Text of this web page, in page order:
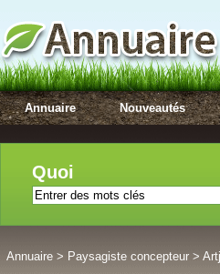
Annuaire Nouveautés
Quoi
Annuaire > Paysagiste concepteur >